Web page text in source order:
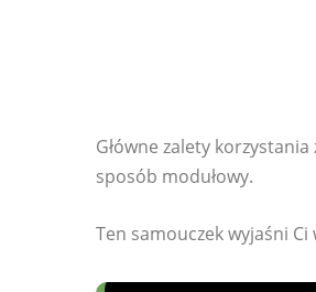
Główne zalety
sposób modułowy.
Ten samouczek wyjaśni